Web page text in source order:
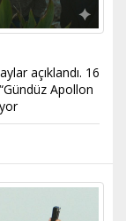
açıklandı. 16
Apollon